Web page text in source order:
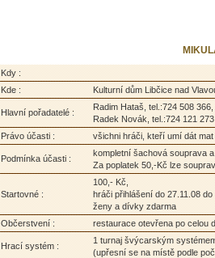
Kdy :
Kde :
Kulturní dům Libčice nad
Hlavní pořadatelé :
Radim Hataš, tel.:724 508 366,
Radek Novák, tel.:724 121
Právo účasti :
všichni hráči, kteří umí dát
Podmínka účasti :
kompletní šachová souprava
Za poplatek 50,-Kč lze
Startovné :
100,- Kč,
hráči přihlášení do 27.11.08
ženy a dívky zdarma
Občerstvení :
restaurace otevřena po celou
Hrací systém :
1 turnaj švýcarským
(upřesní se na místě podle